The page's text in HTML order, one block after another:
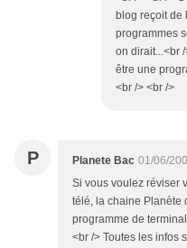
blog reçoit de
programmes
on dirait...<br
être une
<br /> <br />
P Planete Bac 01/06/
Si vous voulez réviser
télé, la chaine Planète
programme de
<br /> Toutes les infos